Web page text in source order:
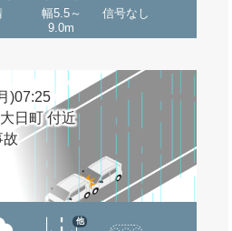
幅5.5～
9.0m
信号なし
)07:25
日町 付近
故
他